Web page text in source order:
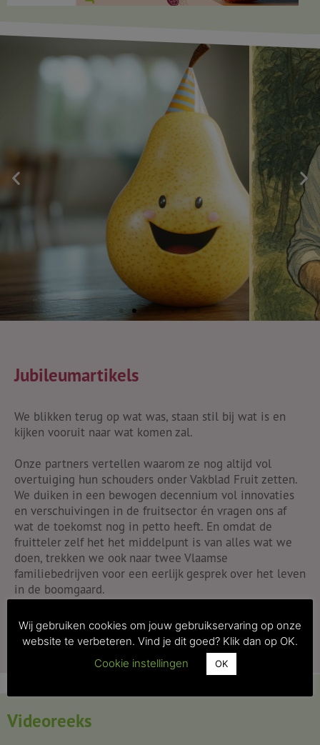
Boerenbond feliciteert
Vakblad Fruit met haar
jubileum
Vakblad Fruit is het enige vakblad over en voor
als Boerenbond maar wat graag mee
ondersteunen!
Jubileumartikels
We blikken terug op wat was, staan stil bij wat is en
kijken vooruit naar wat komen zal.
Onze partners vertellen waarom ze nog altijd vol
overtuiging hun schouders onder Vakblad Fruit zetten.
We duiken in een bewogen decennium vol innovaties
en verschuivingen in de fruitsector én vragen ons af
wat de toekomst nog in petto heeft. En omdat de
fruitteler zelf het het middelpunt is van alles wat we
doen, trekken we ook naar twee Vlaamse
familiebedrijven voor een eerlijk gesprek over het leven
in de boomgaard.
Klaar om mee te lezen? Ontdek hier alle
jubileumartikels!
Videoreeks
Wij gebruiken cookies om jouw gebruikservaring op onze
website te verbeteren. Vind je dit goed? Klik dan op OK.
Cookie instellingen
OK